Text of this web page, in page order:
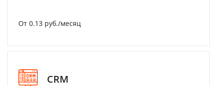
От 0.13 руб./месяц
CRM